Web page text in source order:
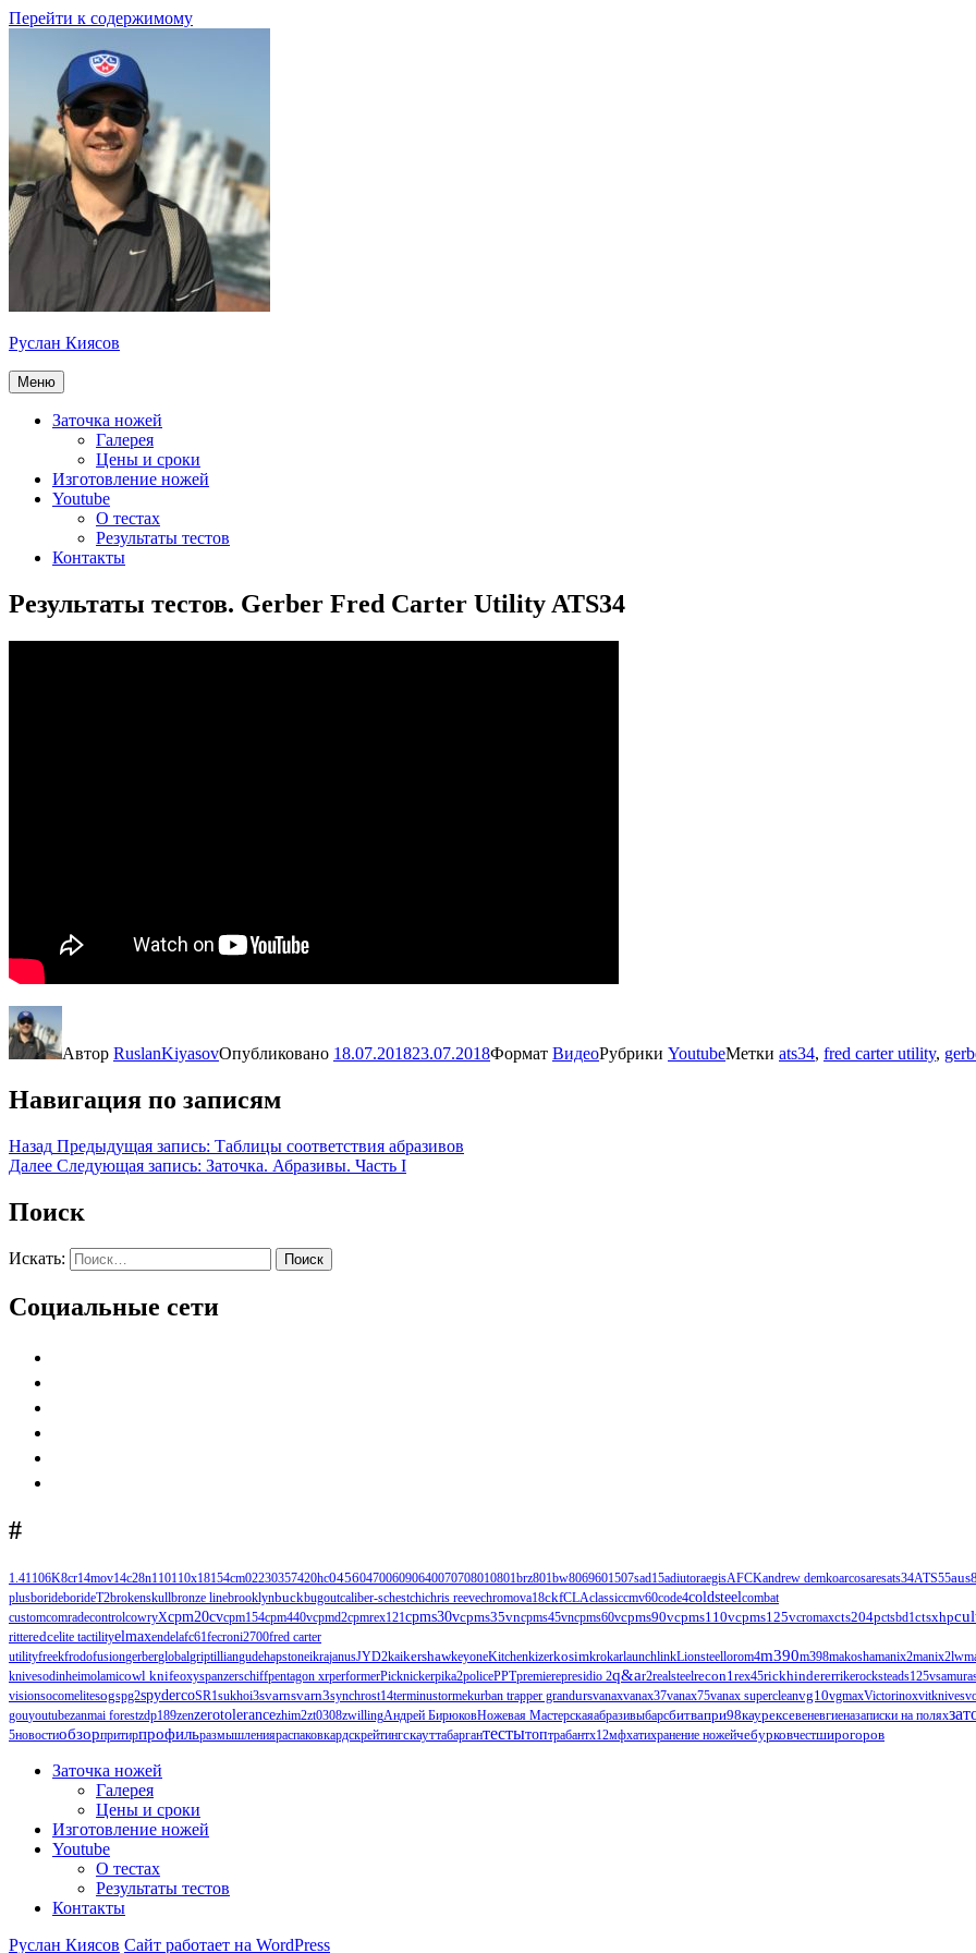
Перейти к содержимому
Руслан Киясов
Меню
Заточка ножей
Галерея
Цены и сроки
Изготовление ножей
Youtube
О тестах
Результаты тестов
Контакты
Результаты тестов. Gerber Fred Carter Utility ATS34
Автор RuslanKiyasovОпубликовано 18.07.201823.07.2018Формат ВидеоРубрики YoutubeМетки ats34, fred carter utility,
Навигация по записям
Назад Предыдущая запись: Таблицы соответствия абразивов
Далее Следующая запись: Заточка. Абразивы. Часть I
Поиск
Искать: Поиск
Социальные сети
#
1.41106K8cr14mov14c28n110110х18154cm02230357420hc0456047006090640070708010801brz801bw8069601507sad15adiutoraegisAFCKandrew demkoarcosaresats34ATS55aus8
plusborideborideT2brokenskullbronze linebrooklynbuckbugoutcaliber-schestchichris reevechromova18ckfCLAclassiccmv60code4coldsteelcombat
customcomradecontrolcowryXcpm20cvcpm154cpm440vcpmd2cpmrex121cpms30vcpms35vncpms45vncpms60vcpms90vcpms110vcpms125vcromaxcts204pctsbd1ctsxhp
ritteredcelite tactilityelmaxendelafc61fecroni2700fred carter
utilityfreekfrodofusiongerberglobalgriptilliangudehapstoneikrajanusJYD2kaikershawkeyoneKitchenkizerkosimkrokarlaunchlinkLionsteellorom4m390m398makoshamanix2manix2lw
knivesodinheimolamicowl knifeoxyspanzerschiffpentagon xrperformerPicknickerpika2policePPTpremierepresidio 2q&ar2realsteelrecon1rex45rickhindererrikerocksteads125vsamura
visionsocomelitesogspg2spydercoSR1sukhoi3svarnsvarn3synchrost14terminustormekurban trapper grandursvanaxvanax37vanax75vanax supercleanvg10vgmaxVictorinoxvitknives
gouyoutubezanmai forestzdp189zenzerotolerancezhim2zt0308zwillingАндрей БирюковНожевая Мастерскаяабразивыбарсбитвапри98каурексевеневгиеназаписки на полях
5новостиобзорпритирпрофильразмышленияраспаковкардскрейтингскауттабаргантестытоптрабантх12мфхатихранение ножейчебурковчестширогоров
Заточка ножей
Галерея
Цены и сроки
Изготовление ножей
Youtube
О тестах
Результаты тестов
Контакты
Руслан Киясов Сайт работает на WordPress